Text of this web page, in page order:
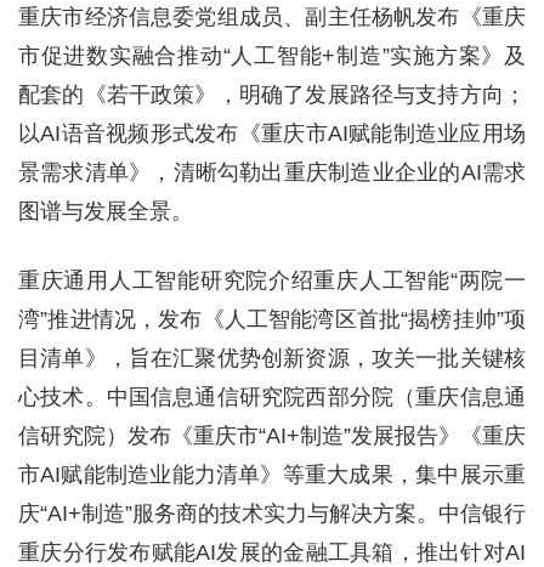
重庆市经济信息委党组成员、副主任杨帆发布《重庆
市促进数实融合推动“人工智能+制造”实施方案》及
配套的《若干政策》，明确了发展路径与支持方向；
以AI语音视频形式发布《重庆市AI赋能制造业应用场
景需求清单》，清晰勾勒出重庆制造业企业的AI需求
图谱与发展全景。
重庆通用人工智能研究院介绍重庆人工智能“两院一
湾”推进情况，发布《人工智能湾区首批“揭榜挂帅”项
目清单》，旨在汇聚优势创新资源，攻关一批关键核
心技术。中国信息通信研究院西部分院（重庆信息通
信研究院）发布《重庆市“AI+制造”发展报告》《重庆
市AI赋能制造业能力清单》等重大成果，集中展示重
庆“AI+制造”服务商的技术实力与解决方案。中信银行
重庆分行发布赋能AI发展的金融工具箱，推出针对AI